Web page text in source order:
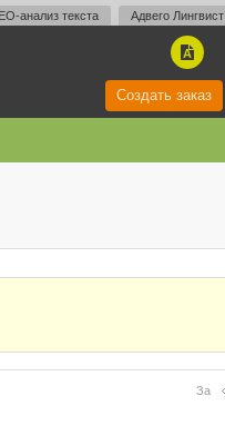
анализ текста Адвего Лингвист
A
Создать заказ
За